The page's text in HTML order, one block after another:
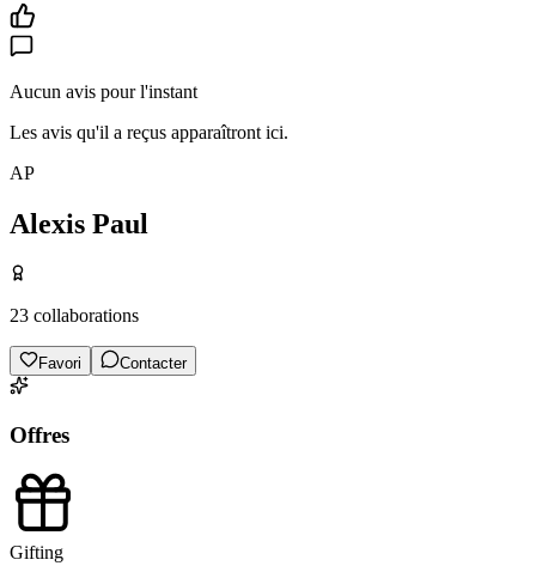
Aucun avis pour l'instant
Les avis qu'il a reçus apparaîtront ici.
AP
Alexis Paul
23 collaborations
Favori Contacter
Offres
Gifting